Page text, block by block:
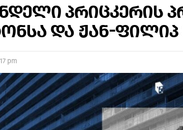
პრიცკერის
და ჟან-
pm